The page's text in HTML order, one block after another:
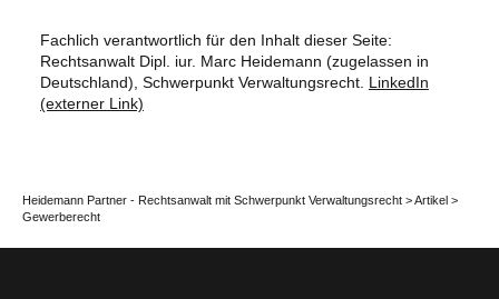
Fachlich verantwortlich für den Inhalt dieser Seite:
Rechtsanwalt Dipl. iur. Marc Heidemann (zugelassen in
Deutschland), Schwerpunkt Verwaltungsrecht. LinkedIn
(externer Link)
Heidemann Partner - Rechtsanwalt mit Schwerpunkt Verwaltungsrecht >Artikel >
Gewerberecht